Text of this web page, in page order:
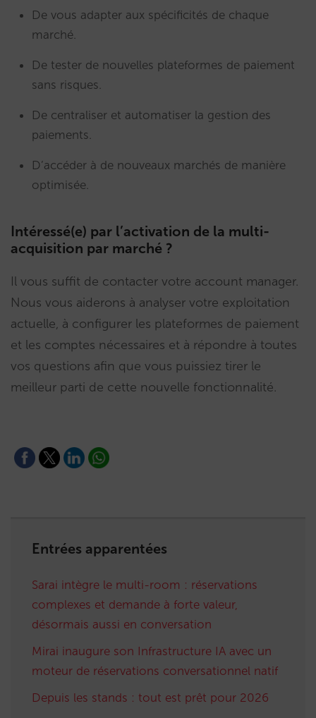
De vous adapter aux spécificités de chaque
marché.
De tester de nouvelles plateformes de paiement
sans risques.
De centraliser et automatiser la gestion des
paiements.
D’accéder à de nouveaux marchés de manière
optimisée.
Intéressé(e) par l’activation de la multi-
acquisition par marché ?
Il vous suffit de contacter votre account manager.
Nous vous aiderons à analyser votre exploitation
actuelle, à configurer les plateformes de paiement
et les comptes nécessaires et à répondre à toutes
vos questions afin que vous puissiez tirer le
meilleur parti de cette nouvelle fonctionnalité.
Entrées apparentées
Sarai intègre le multi-room : réservations
complexes et demande à forte valeur,
désormais aussi en conversation
Mirai inaugure son Infrastructure IA avec un
moteur de réservations conversationnel natif
Depuis les stands : tout est prêt pour 2026